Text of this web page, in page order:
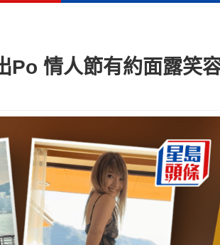
Po 情人節有約面露笑